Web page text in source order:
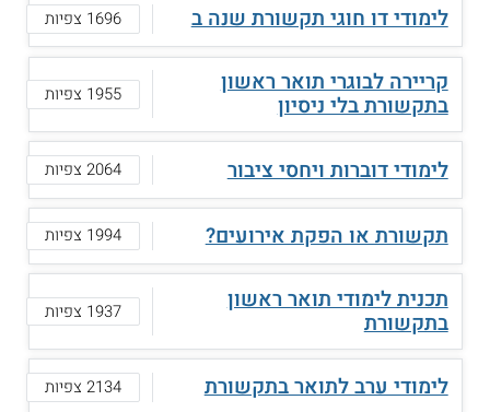
לימודי דו חוגי תקשורת שנה ב 1696 צפיות
קריירה לבוגרי תואר ראשון
בתקשורת בלי ניסיון 1955 צפיות
לימודי דוברות ויחסי ציבור 2064 צפיות
תקשורת או הפקת אירועים? 1994 צפיות
תכנית לימודי תואר ראשון
בתקשורת 1937 צפיות
לימודי ערב לתואר בתקשורת 2134 צפיות